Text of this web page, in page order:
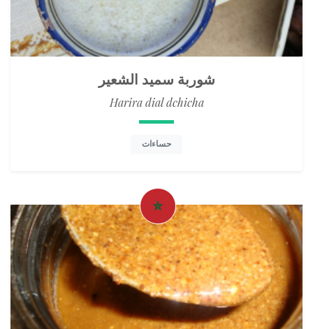
شوربة سميد الشعير
Harira dial dchicha
حساءات